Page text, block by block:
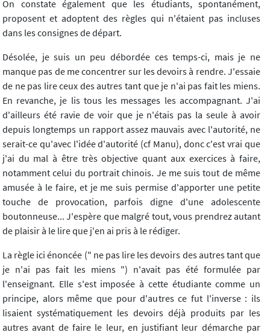
On constate également que les étudiants, spontanément,
proposent et adoptent des règles qui n'étaient pas incluses
dans les consignes de départ.
Désolée, je suis un peu débordée ces temps-ci, mais je ne
manque pas de me concentrer sur les devoirs à rendre. J'essaie
de ne pas lire ceux des autres tant que je n'ai pas fait les miens.
En revanche, je lis tous les messages les accompagnant. J'ai
d'ailleurs été ravie de voir que je n'étais pas la seule à avoir
depuis longtemps un rapport assez mauvais avec l'autorité, ne
serait-ce qu'avec l'idée d'autorité (cf Manu), donc c'est vrai que
j'ai du mal à être très objective quant aux exercices à faire,
notamment celui du portrait chinois. Je me suis tout de même
amusée à le faire, et je me suis permise d'apporter une petite
touche de provocation, parfois digne d'une adolescente
boutonneuse... J'espère que malgré tout, vous prendrez autant
de plaisir à le lire que j'en ai pris à le rédiger.
La règle ici énoncée (" ne pas lire les devoirs des autres tant que
je n'ai pas fait les miens ") n'avait pas été formulée par
l'enseignant. Elle s'est imposée à cette étudiante comme un
principe, alors même que pour d'autres ce fut l'inverse : ils
lisaient systématiquement les devoirs déjà produits par les
autres avant de faire le leur, en justifiant leur démarche par